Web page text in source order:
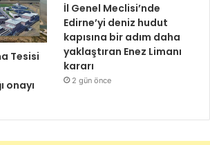
Tesisi
onayı
İl Genel Meclisi’nde
Edirne’yi deniz hudut
kapısına bir adım daha
yaklaştıran Enez Limanı
kararı
2 gün önce